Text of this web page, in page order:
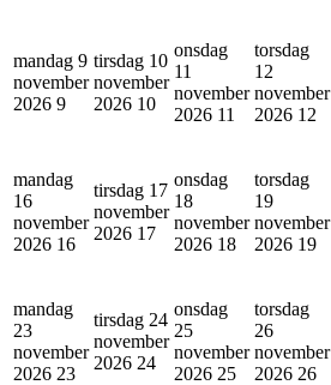
mandag 9
november
2026 9
tirsdag 10
november
2026 10
onsdag
11
november
2026 11
torsdag
12
november
2026 12
mandag
16
november
2026 16
tirsdag 17
november
2026 17
onsdag
18
november
2026 18
torsdag
19
november
2026 19
mandag
23
november
2026 23
tirsdag 24
november
2026 24
onsdag
25
november
2026 25
torsdag
26
november
2026 26